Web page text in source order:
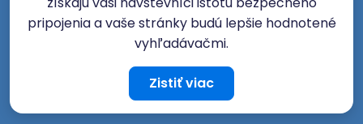
pripojenia a vaše stránky budú lepšie hodnotené
vyhľadávačmi.
Zistiť viac